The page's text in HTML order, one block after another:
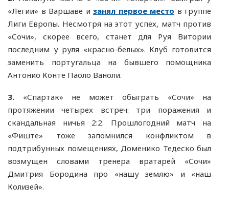
«Легии» в Варшаве и занял первое место в группе
Лиги Европы. Несмотря на этот успех, матч против
«Сочи», скорее всего, станет для Руя Витории
последним у руля «красно-белых». Клуб готовится
заменить португальца на бывшего помощника
Антонио Конте Паоло Ваноли.
3. «Спартак» не может обыграть «Сочи» на
протяжении четырех встреч: три поражения и
скандальная ничья 2:2. Прошлогодний матч на
«Фиште» тоже запомнился конфликтом в
подтрибунных помещениях, Доменико Тедеско был
возмущен словами тренера вратарей «Сочи»
Дмитрия Бородина про «нашу землю» и «наш
Колизей».